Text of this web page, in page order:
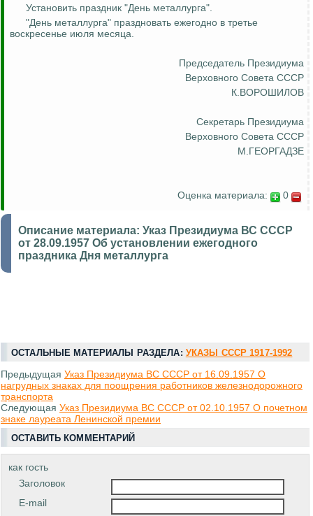
Установить праздник "День металлурга".
"День металлурга" праздновать ежегодно в третье
воскресенье июля месяца.
Председатель Президиума
Верховного Совета СССР
К.ВОРОШИЛОВ
Секретарь Президиума
Верховного Совета СССР
М.ГЕОРГАДЗЕ
Оценка материала: 0
Описание материала: Указ Президиума ВС СССР
от 28.09.1957 Об установлении ежегодного
праздника Дня металлурга
ОСТАЛЬНЫЕ МАТЕРИАЛЫ РАЗДЕЛА: УКАЗЫ СССР 1917-1992
Предыдущая Указ Президиума ВС СССР от 16.09.1957 О
нагрудных знаках для поощрения работников железнодорожного
транспорта
Следующая Указ Президиума ВС СССР от 02.10.1957 О почетном
знаке лауреата Ленинской премии
ОСТАВИТЬ КОММЕНТАРИЙ
как гость
Заголовок
E-mail